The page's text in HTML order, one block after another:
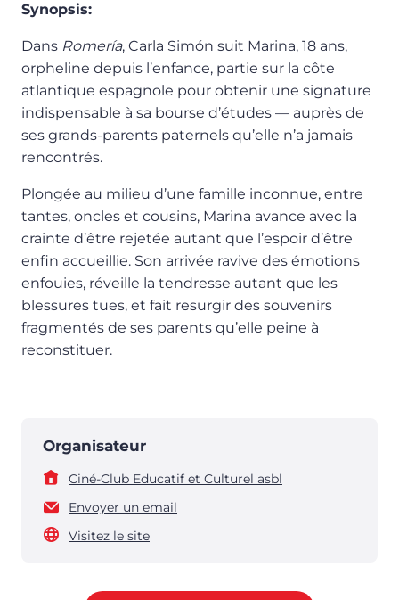
Synopsis:
Dans Romería, Carla Simón suit Marina, 18 ans,
orpheline depuis l’enfance, partie sur la côte
atlantique espagnole pour obtenir une signature
indispensable à sa bourse d’études — auprès de
ses grands-parents paternels qu’elle n’a jamais
rencontrés.
Plongée au milieu d’une famille inconnue, entre
tantes, oncles et cousins, Marina avance avec la
crainte d’être rejetée autant que l’espoir d’être
enfin accueillie. Son arrivée ravive des émotions
enfouies, réveille la tendresse autant que les
blessures tues, et fait resurgir des souvenirs
fragmentés de ses parents qu’elle peine à
reconstituer.
Organisateur
Ciné-Club Educatif et Culturel asbl
Envoyer un email
Visitez le site